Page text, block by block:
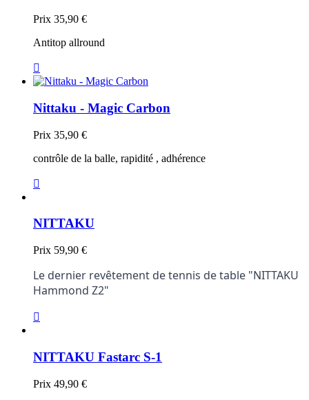
Prix 35,90 €
Antitop allround

Nittaku - Magic Carbon
Prix 35,90 €
contrôle de la balle, rapidité , adhérence

NITTAKU
Prix 59,90 €
Le dernier revêtement de tennis de table "NITTAKU
Hammond Z2"

NITTAKU Fastarc S-1
Prix 49,90 €